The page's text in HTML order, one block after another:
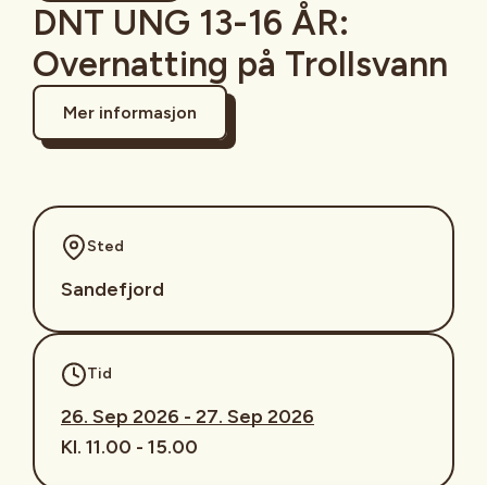
DNT UNG 13-16 ÅR:
Overnatting på Trollsvann
Mer informasjon
Sted
Sandefjord
Tid
26. Sep 2026 - 27. Sep 2026
Kl. 11.00 - 15.00